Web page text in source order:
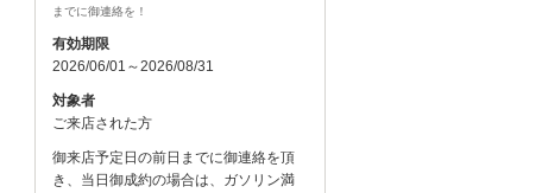
までに御連絡を！
有効期限
2026/06/01～2026/08/31
対象者
ご来店された方
御来店予定日の前日までに御連絡を頂
き、当日御成約の場合は、ガソリン満